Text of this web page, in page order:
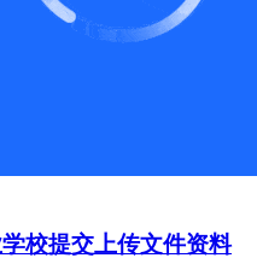
校提交上传文件资料